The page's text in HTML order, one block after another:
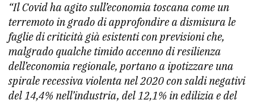
“Il Covid ha agito sull’economia toscana come un
terremoto in grado di approfondire a dismisura le
faglie di criticità già esistenti con previsioni che,
malgrado qualche timido accenno di resilienza
dell’economia regionale, portano a ipotizzare una
spirale recessiva violenta nel 2020 con saldi negativi
del 14,4% nell’industria, del 12,1% in edilizia e del